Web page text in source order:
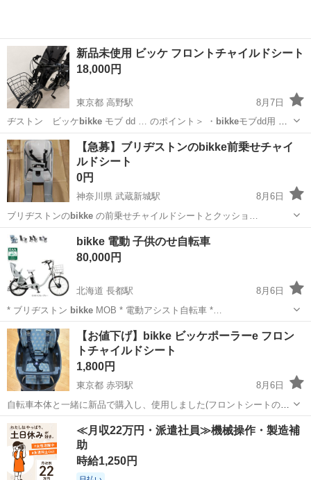
新品未使用 ビッケ フロントチャイルドシート
18,000円
東京都 高野駅
8月7日
ヂストン ビッケ bikke モブ dd … のポイント＞ ・ bikkeモブdd用 ・
乗…
東京 足立区 高野駅 その他
【急募】ブリヂストンのbikke前乗せチャイ
ルドシート
0円
神奈川県 武蔵新城駅
8月6日
ブリヂストンのbikkeの前乗せチャイルドシートとクッショ…
神奈川 武蔵新城駅 自転車
bikke 電動 子供のせ自転車
80,000円
北海道 長都駅
8月6日
* ブリヂストン bikkeMOB * 電動アシスト自転車 *…
北海道 千歳市 長都駅 電動アシスト自転車
【お値下げ】bikke ビッケポーラーe フロン
トチャイルドシート
1,800円
東京都 赤羽駅
8月6日
自転車本体と一緒に新品で購入し、使用しました(フロントシートのみ
の出品です)。 クッションの色褪せとシートの外側に傷ががあります。
（全体的に小さい傷もあります。）写真をご確認ください。 取り付け
部品・ネジ等も付属します。...
東京 北区 赤羽駅 ベビー用品 ビッケポーラー
≪月収22万円・派遣社員≫機械操作・製造補
助
時給1,250円